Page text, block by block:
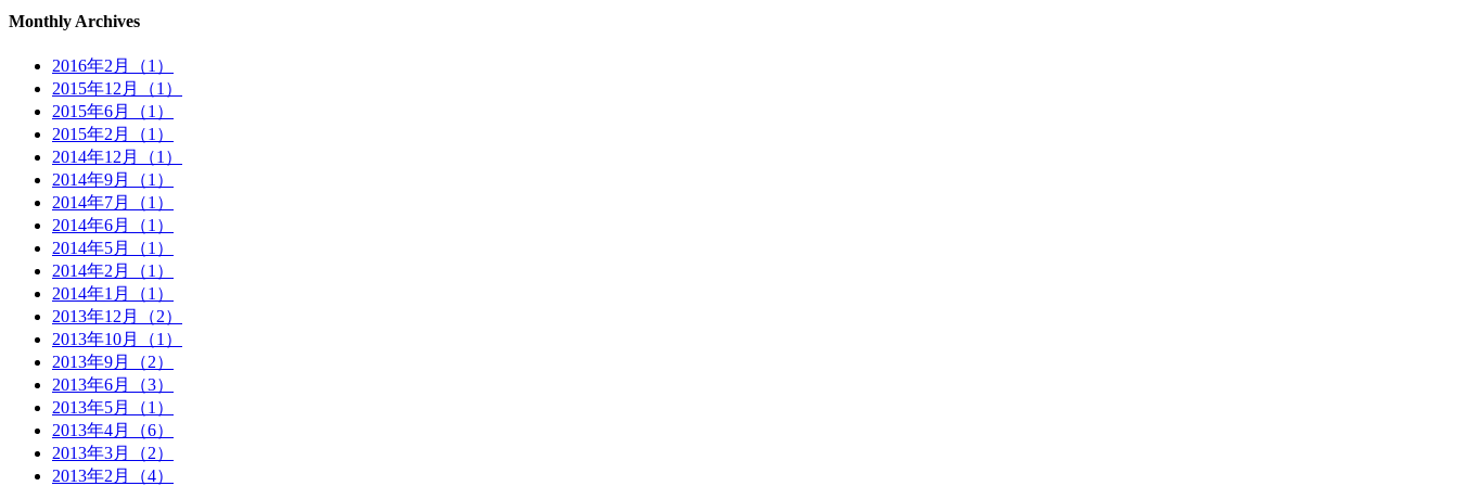
Monthly Archives
2016年2月（1）
2015年12月（1）
2015年6月（1）
2015年2月（1）
2014年12月（1）
2014年9月（1）
2014年7月（1）
2014年6月（1）
2014年5月（1）
2014年2月（1）
2014年1月（1）
2013年12月（2）
2013年10月（1）
2013年9月（2）
2013年6月（3）
2013年5月（1）
2013年4月（6）
2013年3月（2）
2013年2月（4）